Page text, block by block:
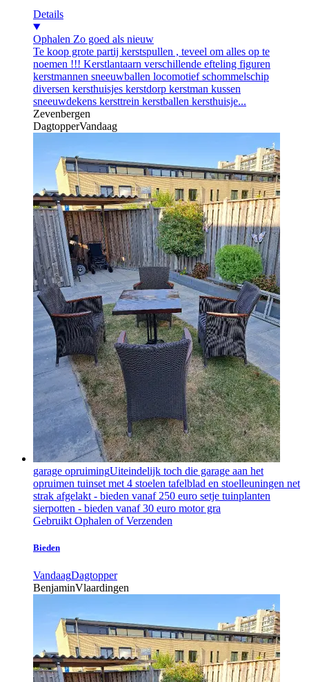
Details
Ophalen Zo goed als nieuw
Te koop grote partij kerstspullen , teveel om alles op te
noemen !!! Kerstlantaarn verschillende efteling figuren
kerstmannen sneeuwballen locomotief schommelschip
diversen kersthuisjes kerstdorp kerstman kussen
sneeuwdekens kersttrein kerstballen kersthuisje...
Zevenbergen
DagtopperVandaag
garage opruimingUiteindelijk toch die garage aan het
opruimen tuinset met 4 stoelen tafelblad en stoelleuningen net
strak afgelakt - bieden vanaf 250 euro setje tuinplanten
sierpotten - bieden vanaf 30 euro motor gra
Gebruikt Ophalen of Verzenden
Bieden
VandaagDagtopper
BenjaminVlaardingen